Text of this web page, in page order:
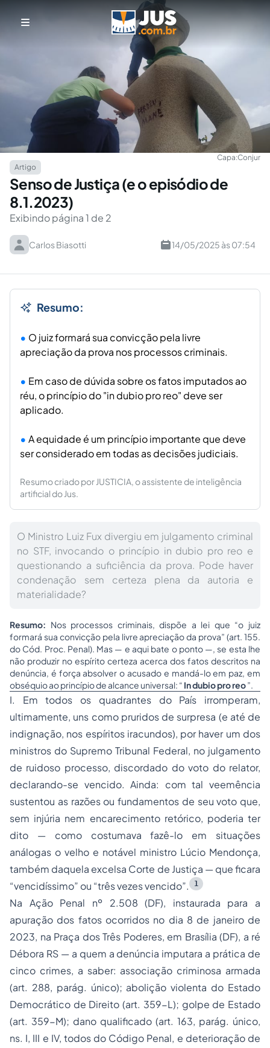
Capa:Conjur
Artigo
Senso de Justiça (e o episódio de
8.1.2023)
Exibindo página 1 de 2
Carlos Biasotti 14/05/2025 às 07:54
Resumo:
O juiz formará sua convicção pela livre
apreciação da prova nos processos criminais.
Em caso de dúvida sobre os fatos imputados ao
réu, o princípio do "in dubio pro reo" deve ser
aplicado.
A equidade é um princípio importante que deve
ser considerado em todas as decisões judiciais.
Resumo criado por JUSTICIA, o assistente de inteligência
artificial do Jus.
O Ministro Luiz Fux divergiu em julgamento criminal
no STF, invocando o princípio in dubio pro reo e
questionando a suficiência da prova. Pode haver
condenação sem certeza plena da autoria e
materialidade?
Resumo: Nos processos criminais, dispõe a lei que “o juiz
formará sua convicção pela livre apreciação da prova” (art. 155.
do Cód. Proc. Penal). Mas — e aqui bate o ponto —, se esta lhe
não produzir no espírito certeza acerca dos fatos descritos na
denúncia, é força absolver o acusado e mandá-lo em paz, em
obséquio ao princípio de alcance universal: “ In dubio pro reo”.
I. Em todos os quadrantes do País irromperam,
ultimamente, uns como pruridos de surpresa (e até de
indignação, nos espíritos iracundos), por haver um dos
ministros do Supremo Tribunal Federal, no julgamento
de ruidoso processo, discordado do voto do relator,
declarando-se vencido. Ainda: com tal veemência
sustentou as razões ou fundamentos de seu voto que,
sem injúria nem encarecimento retórico, poderia ter
dito — como costumava fazê-lo em situações
análogas o velho e notável ministro Lúcio Mendonça,
também daquela excelsa Corte de Justiça — que ficara
“vencidíssimo” ou “três vezes vencido”. 1
Na Ação Penal nº 2.508 (DF), instaurada para a
apuração dos fatos ocorridos no dia 8 de janeiro de
2023, na Praça dos Três Poderes, em Brasília (DF), a ré
Débora RS — a quem a denúncia imputara a prática de
cinco crimes, a saber: associação criminosa armada
(art. 288, parág. único); abolição violenta do Estado
Democrático de Direito(art. 359-L); golpe de Estado
(art. 359-M); dano qualificado (art. 163, parág. único,
ns. I, III e IV, todos do Código Penal, e deterioração de